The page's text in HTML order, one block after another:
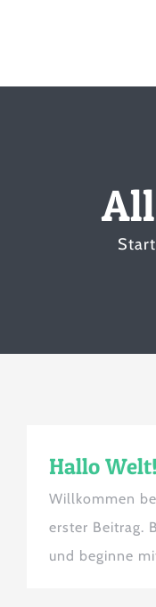
Hallo Welt!
Willkommen
erster Beitrag.
und beginne